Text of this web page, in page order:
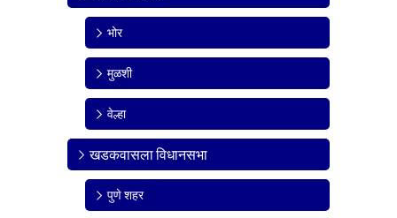
भोर
मुळशी
वेल्हा
खडकवासला विधानसभा
पुणे शहर